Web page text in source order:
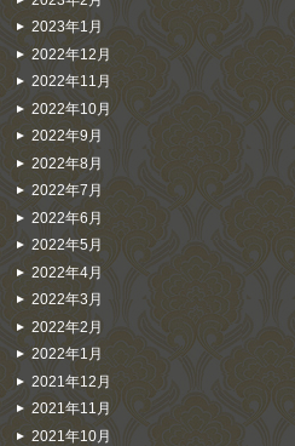
2023年1月
2022年12月
2022年11月
2022年10月
2022年9月
2022年8月
2022年7月
2022年6月
2022年5月
2022年4月
2022年3月
2022年2月
2022年1月
2021年12月
2021年11月
2021年10月